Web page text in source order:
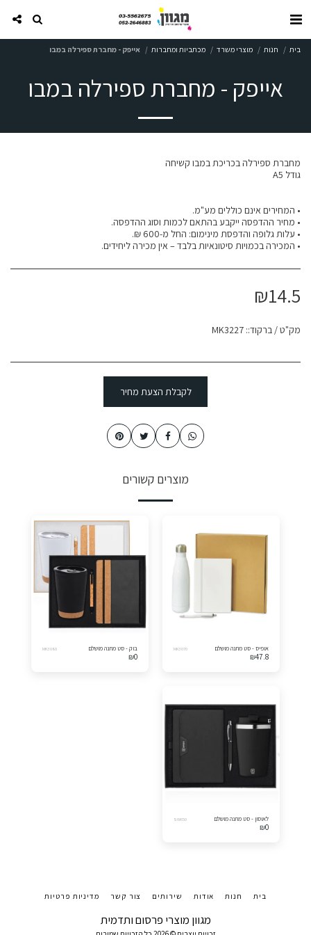
בית חנות מוצרי משרד מכתביות ומחברות אייפק - מחברת ספירלה במבו
אייפק - מחברת ספירלה במבו
• המכירה בכמויות סיטונאיות בלבד – אין מכירה ליחידים.
₪14.5
מק"ט / ברקוד:: MK3227
לקבלת הצעת מחיר
מוצרים קשורים
אופיס - סט מתנה מושלם MK3070
₪47.8
בוק - סט מתנה מושלם MK3080
₪0
לאוסון - סט מתנה מושלם SW650
₪0
מגוון מוצרי פרסום ותדמית
בית חנות אודות שירותים צור קשר מדיניות פרטיות